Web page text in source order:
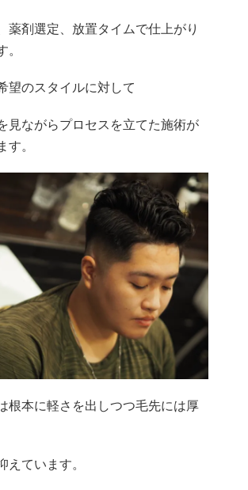
薬剤選定、放置タイムで仕上がり
。
望のスタイルに対して
見ながらプロセスを立てた施術が
す。
根本に軽さを出しつつ毛先には厚
えています。